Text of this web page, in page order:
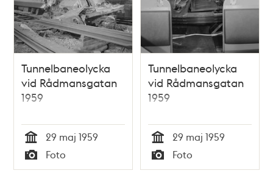
Tunnelbaneolycka
vid Rådmansgatan
1959
Tid
29 maj 1959
Typ
Foto
Tunnelbaneolycka
vid Rådmansgatan
1959
Tid
29 maj 1959
Typ
Foto